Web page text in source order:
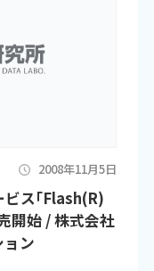
2008年11月5日
ス｢Flash(R)
開始 / 株式会社
ン